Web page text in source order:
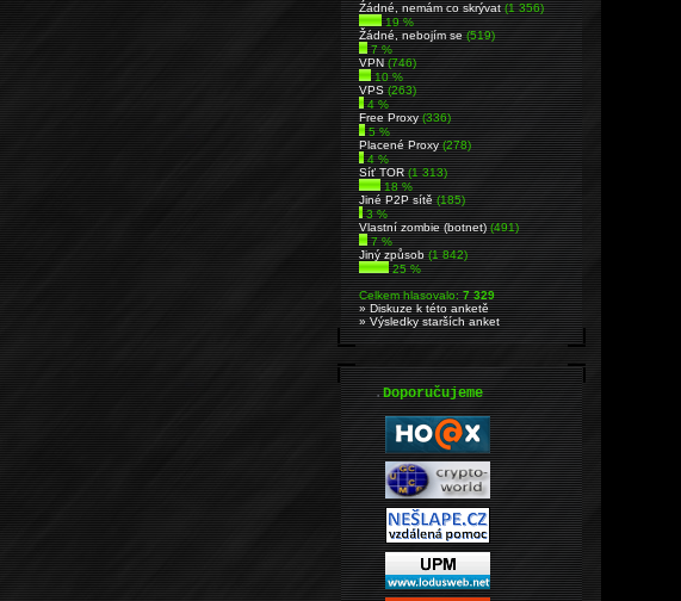
Źádné, nemám co skrývat(1 356)
19 %
Žádné, nebojím se(519)
7 %
VPN(746)
10 %
VPS(263)
4 %
Free Proxy(336)
5 %
Placené Proxy(278)
4 %
Síť TOR(1 313)
18 %
Jiné P2P sítě(185)
3 %
Vlastní zombie (botnet)(491)
7 %
Jiný způsob(1 842)
25 %
Celkem hlasovalo:7 329
» Diskuze k této anketě
» Výsledky starších anket
.Doporučujeme